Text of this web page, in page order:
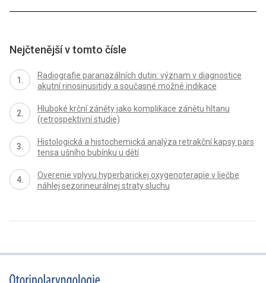
Nejčtenější v tomto čísle
Radiografie paranazálních dutin: význam v diagnostice
akutní rinosinusitidy a současné možné indikace
Hluboké krční záněty jako komplikace zánětu hltanu
(retrospektivní studie)
Histologická a histochemická analýza retrakční kapsy pars
tensa ušního bubínku u dětí
Overenie vplyvu hyperbarickej oxygenoterapie v liečbe
náhlej sezorineurálnej straty sluchu